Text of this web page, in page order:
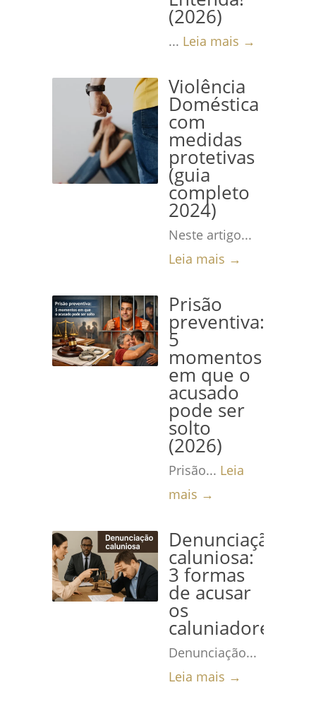
(2026)
... Leia mais →
Violência
Doméstica
com
medidas
protetivas
(guia
completo
2024)
Neste artigo...
Leia mais →
Prisão
preventiva:
5
momentos
em que o
acusado
pode ser
solto
(2026)
Prisão... Leia
mais →
Denunciação
caluniosa:
3 formas
de acusar
os
caluniadores
Denunciação...
Leia mais →